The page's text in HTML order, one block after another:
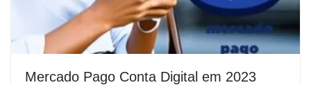
Mercado Pago Conta Digital em 2023